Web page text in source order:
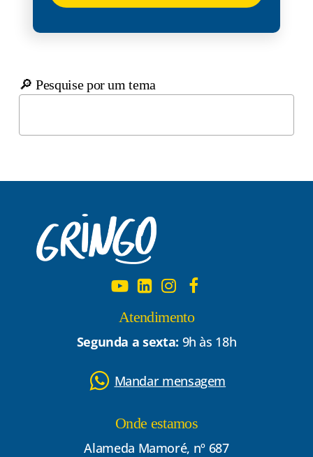
🔎 Pesquise por um tema
Atendimento
Segunda a sexta: 9h às 18h
Mandar mensagem
Onde estamos
Alameda Mamoré, nº 687